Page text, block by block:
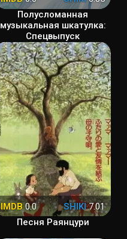
Полусломанная
музыкальная шкатулка:
Спецвыпуск
IMDB0.0 SHIKI7.01
Песня Раянцури